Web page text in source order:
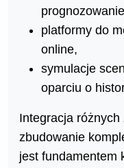
platformy do
online,
symulacje
oparciu o
Integracja różnych
zbudowanie
jest fundamentem